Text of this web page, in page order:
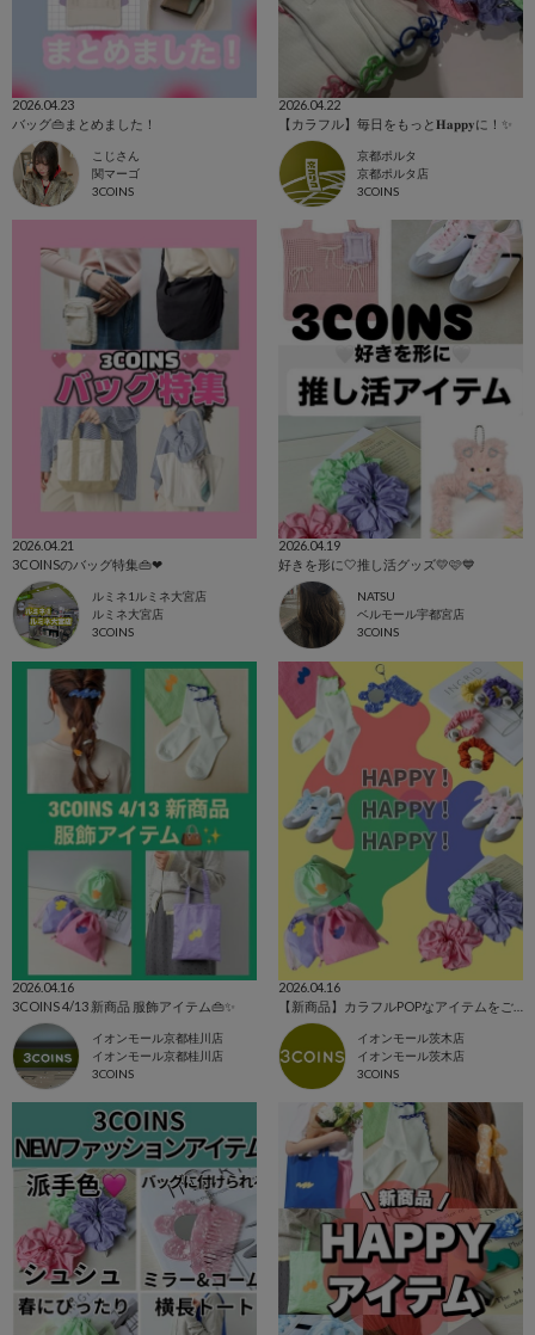
2026.04.23
バッグ👜まとめました！
こじさん
関マーゴ
3COINS
2026.04.22
【カラフル】毎日をもっと𝐇𝐚𝐩𝐩𝐲に！✨️
京都ポルタ
京都ポルタ店
3COINS
2026.04.21
3COINSのバッグ特集👜❤︎
ルミネ1ルミネ大宮店
ルミネ大宮店
3COINS
2026.04.19
好きを形に‎🤍推し活グッズ💛🩷💙
NATSU
ベルモール宇都宮店
3COINS
2026.04.16
3COINS 4/13 新商品 服飾アイテム👜✨
イオンモール京都桂川店
イオンモール京都桂川店
3COINS
2026.04.16
【新商品】カラフルPOPなアイテムをご紹介します🎨
イオンモール茨木店
イオンモール茨木店
3COINS